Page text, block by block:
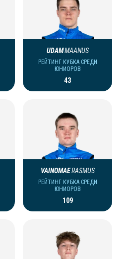
UDAMMAANUS
РЕЙТИНГ КУБКА СРЕДИ
ЮНИОРОВ
43
VAINOMAERASMUS
РЕЙТИНГ КУБКА СРЕДИ
ЮНИОРОВ
109